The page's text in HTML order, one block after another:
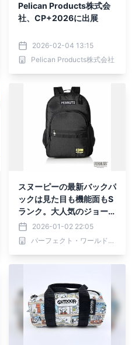
Pelican Products株式会
社、CP+2026に出展
2026-02-04 13:15
Pelican Products株式会社
スヌーピーの最新バックパ
ックは見た目も機能面もS
ランク。大人気のジョーク
ールデザインでおしゃれさ
UP。
2026-01-02 22:05
パーフェクト・ワールド株式会社